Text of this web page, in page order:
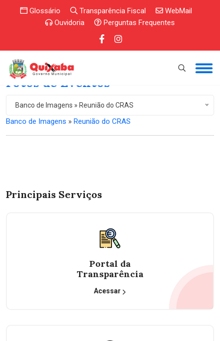
Glossário Transparência Fiscal
WebMail
Ouvidoria
Perguntas Frequentes
Fotos de Eventos
Banco de Imagens » Reunião do CRAS
Banco de Imagens » Reunião do CRAS
Principais Serviços
Portal da
Transparência
Acessar